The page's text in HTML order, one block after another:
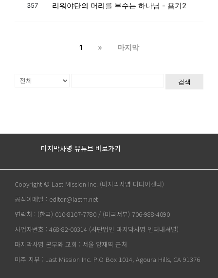
357 리워야단의 머리를 부수는 하나님 - 욥기2
1 » 마지막
검색
마지막사명 유튜브 바로가기
Copyright © Last Mission Inc. (마지막사명 미디어센터)
공식이메일 : editor@lastm.net
연락처 : (한국) 010-8107-7780 / (미국서부) 706-988-4090
사업자번호 : 468-82-00314 (사단법인 마지막사명 인터내셔널)
마지막사명 본부와 교회 : 서울 양재역 근처
미주 지부 : Last Mission Inc. P.O Box 1014, Agoura Hills, CA 91376